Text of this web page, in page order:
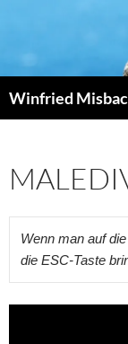
Winfried
Wenn man auf
die ESC-Taste